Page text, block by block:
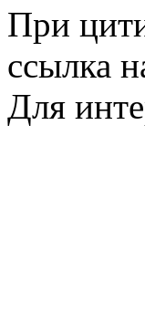
При
ссылка
Для